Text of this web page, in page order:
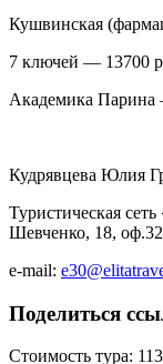
Кушвинская
7 ключей — 13700
Академика Парина
Кудрявцева Юлия
Туристическая
Шевченко, 18,
e-mail:
Поделиться
Стоимость тура: